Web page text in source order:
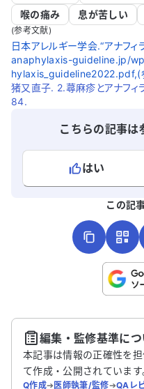
覚めることもあります。
く、1時間に二度三度トイ
ありますが、薬が効いて調
ります。仕事中に不調にな
非常に困っています。 なお、子どもが生ま
れてから睡眠が十分に取
レスも重なっていると感じ
全身に広がってきていま
原因かと思いましたが、
ます。仕事に支障が出な
処方された28日分を飲みき
のように対処すれば良い
喉の痛み
息が苦しい
(参考文献)
日本アレルギー学会.“アナフ
anaphylaxis-guideline.jp/
猪又直子. 2.蕁麻疹とアナフ
84.
こちらの記事は
はい
こちらは送信専用のフォ
この記
編集・監修基準につ
本記事は情報の正確性を
て作成・公開されています
Q作成➔医師執筆/監修➔QAレ